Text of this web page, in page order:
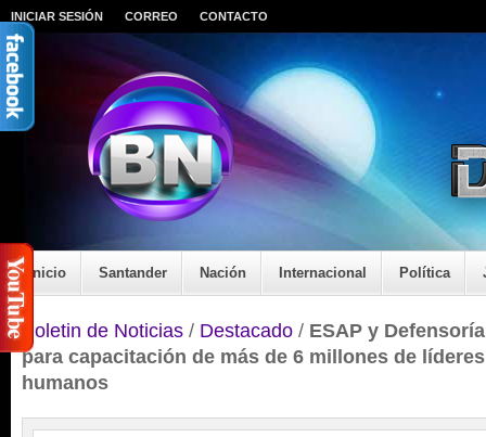
INICIAR SESIÓN CORREO CONTACTO
Inicio Santander Nación Internacional Política
Boletin de Noticias / Destacado / ESAP y
para capacitación de más de 6 millones de
humanos